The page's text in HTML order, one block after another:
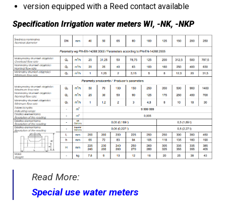
version equipped with a Reed contact available
Specification Irrigation water meters WI, -NK, -NKP
Read More:
Special use water meters